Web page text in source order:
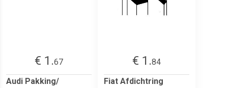
€ 1.67
Audi Pakking/
€ 1.84
Fiat Afdichtring